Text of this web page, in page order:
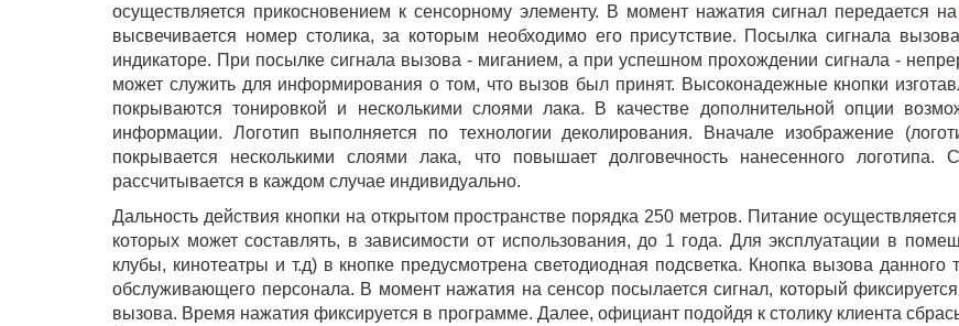
осуществляется прикосновением к сенсорному элементу. В момент нажатия сигнал передается на
высвечивается номер столика, за которым необходимо его присутствие. Посылка сигнала
индикаторе. При посылке сигнала вызова - миганием, а при успешном прохождении сигнала -
может служить для информирования о том, что вызов был принят. Высоконадежные кнопки
покрываются тонировкой и несколькими слоями лака. В качестве дополнительной опции
информации. Логотип выполняется по технологии деколирования. Вначале изображение
покрывается несколькими слоями лака, что повышает долговечность нанесенного логотипа.
рассчитывается в каждом случае индивидуально.
Дальность действия кнопки на открытом пространстве порядка 250 метров. Питание
которых может составлять, в зависимости от использования, до 1 года. Для эксплуатации в
клубы, кинотеатры и т.д) в кнопке предусмотрена светодиодная подсветка. Кнопка вызова
обслуживающего персонала. В момент нажатия на сенсор посылается сигнал, который
вызова. Время нажатия фиксируется в программе. Далее, официант подойдя к столику клиента